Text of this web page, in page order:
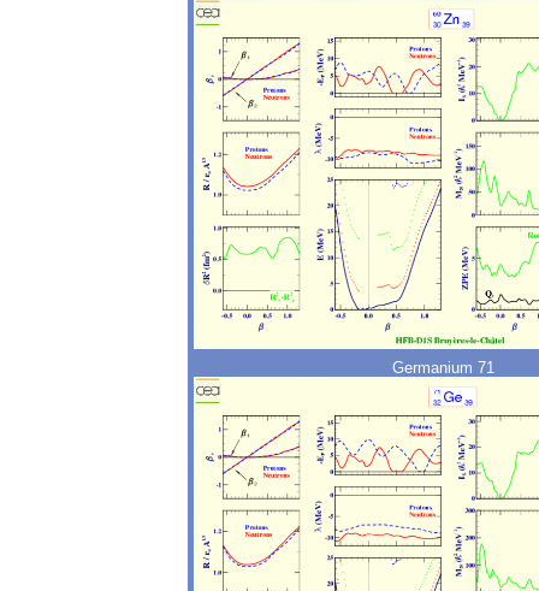
Germanium 71